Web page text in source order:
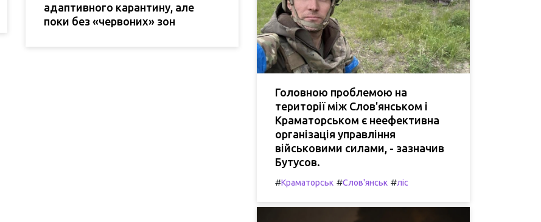
адаптивного карантину, але
поки без «червоних» зон
Головною проблемою на
території між Слов'янськом і
Краматорськом є неефективна
організація управління
військовими силами, - зазначив
Бутусов.
#Краматорськ #Слов'янськ #ліс